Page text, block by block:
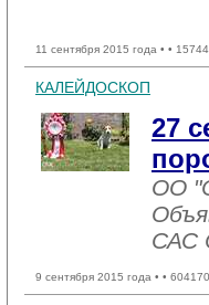
11 сентября 2015 года • •
КАЛЕЙДОСКОП
27
ОО
САС
9 сентября 2015 года • •